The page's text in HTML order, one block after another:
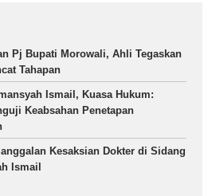
Pj Bupati Morowali, Ahli Tegaskan
Tahapan
Ismail, Kuasa Hukum:
Keabsahan Penetapan
Kesaksian Dokter di Sidang
Ismail